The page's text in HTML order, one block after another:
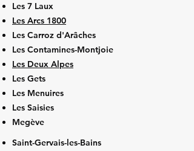
Les 7 Laux
Les Arcs 1800
Les Carroz d'Arâches
Les Contamines-Montjoie
Les Deux Alpes
Les Gets
Les Menuires
Les Saisies
Megève
Saint-Gervais-les-Bains